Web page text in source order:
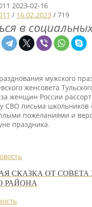
2023-02-16
/ 16.02.2023 / 719
в
мужского
женсовета
женщин России
СВО письма школьников
пожеланиями и
праздника.
СКАЗКА ОТ
РАЙОНА